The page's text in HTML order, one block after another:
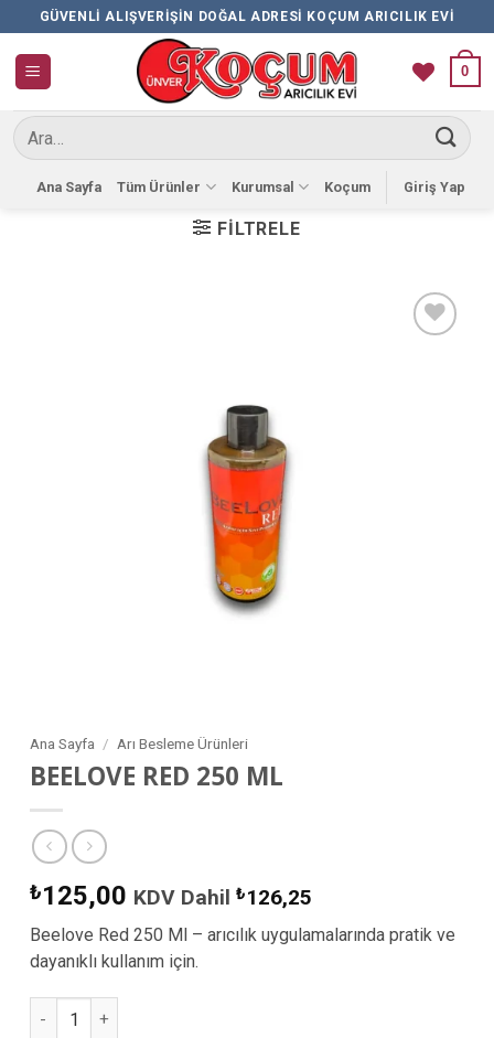
İçeriğe
atla
GÜVENLI ALIŞVERIŞIN DOĞAL ADRESI KOÇUM ARICILIK EVI
0
Ara:
Ana Sayfa Tüm Ürünler Kurumsal Koçum Giriş Yap
FILTRELE
Ana Sayfa / Arı Besleme Ürünleri
BEELOVE RED 250 ML
₺125,00 KDV Dahil ₺126,25
Beelove Red 250 Ml – arıcılık uygulamalarında pratik ve
dayanıklı kullanım için.